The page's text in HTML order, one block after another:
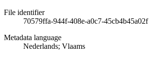
File identifier
70579ffa-944f-408e-a0c7-45cb4b45a02f
Metadata language
Nederlands; Vlaams